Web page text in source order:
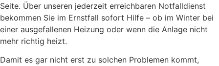
Seite. Über unseren jederzeit erreichbaren Notfalldienst
bekommen Sie im Ernstfall sofort Hilfe – ob im Winter bei
einer ausgefallenen Heizung oder wenn die Anlage nicht
mehr richtig heizt.
Damit es gar nicht erst zu solchen Problemen kommt,